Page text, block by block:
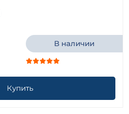
В наличии
Купить